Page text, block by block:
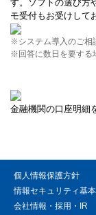
す。ソフトの選び方
モ受付もお受けして
※システム導入のご相
※回答に数日を要する
金融機関の口座明細
個人情報保護方針
情報セキュリティ基
会社情報・採用・IR